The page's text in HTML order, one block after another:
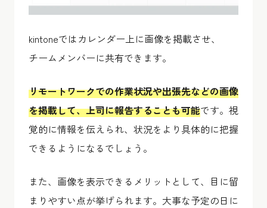
kintoneではカレンダー上に画像を掲載させ、
チームメンバーに共有できます。
リモートワークでの作業状況や出張先などの画像
を掲載して、上司に報告することも可能です。視
覚的に情報を伝えられ、状況をより具体的に把握
できるようになるでしょう。
また、画像を表示できるメリットとして、目に留
まりやすい点が挙げられます。大事な予定の日に